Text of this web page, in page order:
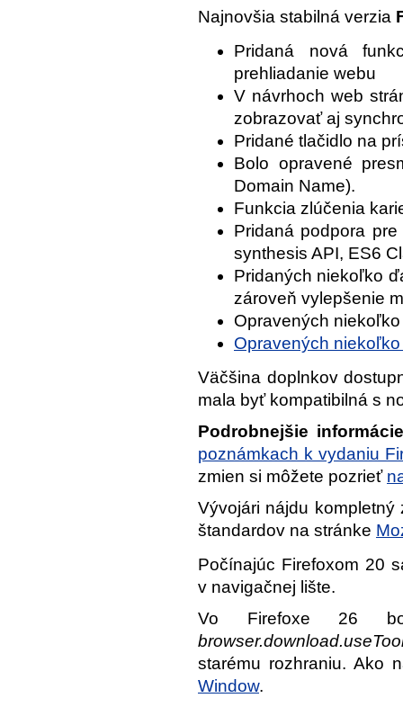
Najnovšia stabilná verzia
Pridaná nová
prehliadanie webu
V návrhoch web
zobrazovať aj
Pridané tlačidlo na
Bolo opravené
Domain Name).
Funkcia zlúčenia
Pridaná podpora
synthesis API, ES6
Pridaných niekoľko
zároveň vylepšenie
Opravených
Opravených
Väčšina doplnkov
mala byť kompatibilná s
Podrobnejšie informácie
poznámkach k vydaniu
zmien si môžete pozrieť
Vývojári nájdu
štandardov na stránke
Počínajúc Firefoxom 20
v navigačnej lište.
Vo Firefoxe 26 bol
starému rozhraniu. Ako
Window.